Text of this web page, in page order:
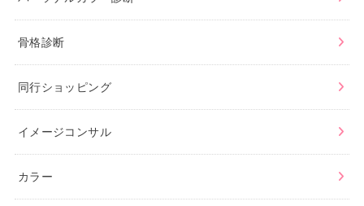
骨格診断
同行ショッピング
イメージコンサル
カラー